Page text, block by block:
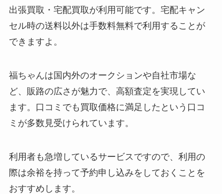
出張買取・宅配買取が利用可能です。宅配キャン
セル時の送料以外は手数料無料で利用することが
できますよ。
福ちゃんは国内外のオークションや自社市場な
ど、販路の広さが魅力で、高額査定を実現してい
ます。口コミでも買取価格に満足したという口コ
ミが多数見受けられています。
利用者も急増しているサービスですので、利用の
際は余裕を持って予約申し込みをしておくことを
おすすめします。